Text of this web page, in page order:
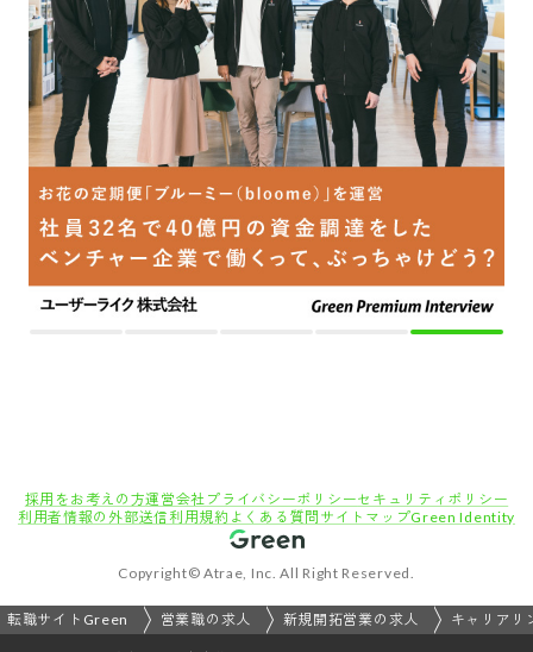
採用をお考えの方運営会社 プライバシーポリシーセキュリティポリシー
利用者情報の外部送信利用規約 よくある質問 サイトマップGreen Identity
Copyright© Atrae, Inc. All Right Reserved.
転職サイトGreen 営業職の求人 新規開拓営業の求人 キャリアリ